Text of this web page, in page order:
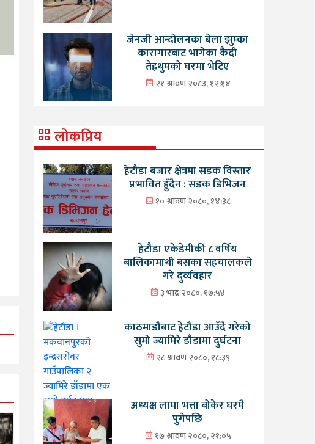
जेनजी आन्दोलनका बेला झुम्का
कारागारबाट भागेका कैदी
तेह्रथुमको घरमा भेटिए
२१ श्रावण २०८३, १२:१४
लोकप्रिय
हेटौंडा बजार क्षेत्रमा सडक विस्तार
प्रभावित हुँदैन : सडक डिभिजन
१० श्रावण २०८०, १४:३८
हेटौंडा एकेडेमीकी ८ वर्षिय
बालिकामाथी बसका सहचालकले
गरे दुर्व्यवहार
३ भाद्र २०८०, १७:५४
काठमाडौंबाट हेटौंडा आउँदै गरेको
सुमो ज्यामिरे डाँडामा दुर्घटना
२८ श्रावण २०८०, १८:३९
अध्यक्ष लामा भत्ता बोकेर घरमै
पुगेपछि
१७ श्रावण २०८०, २१:०५